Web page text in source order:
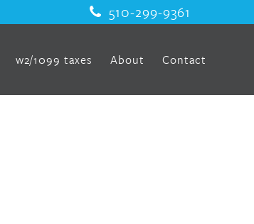
510-299-9361
w2/1099 taxes About Contact